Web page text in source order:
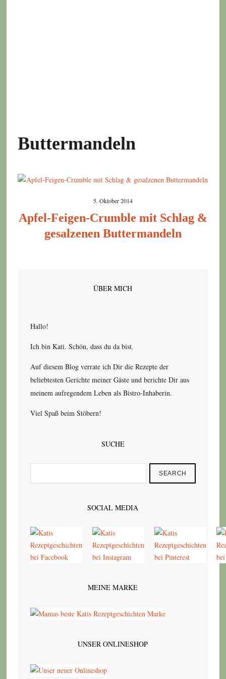
Buttermandeln
5. Oktober 2014
Apfel-Feigen-Crumble mit Schlag &
gesalzenen Buttermandeln
ÜBER MICH
Hallo!
Ich bin Kati. Schön, dass du da bist.
Auf diesem Blog verrate ich Dir die Rezepte der
beliebtesten Gerichte meiner Gäste und berichte Dir aus
meinem aufregendem Leben als Bistro-Inhaberin.
Viel Spaß beim Stöbern!
SUCHE
SEARCH
SOCIAL MEDIA
MEINE MARKE
UNSER ONLINESHOP